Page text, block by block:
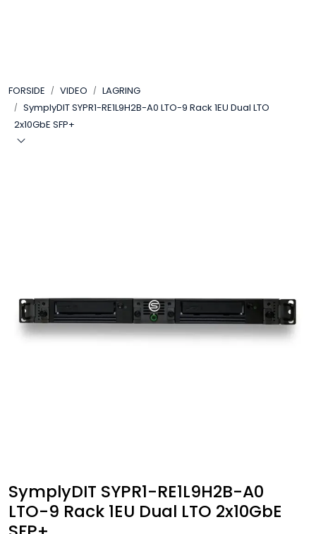
FORSIDE VIDEO
LAGRING
SymplyDIT SYPR1-RE1L9H2B-A0 LTO-9 Rack 1EU Dual LTO
2x10GbE SFP+
SymplyDIT SYPR1-RE1L9H2B-A0
LTO-9 Rack 1EU Dual LTO 2x10GbE
LYD
LYS
SAMTALEROM